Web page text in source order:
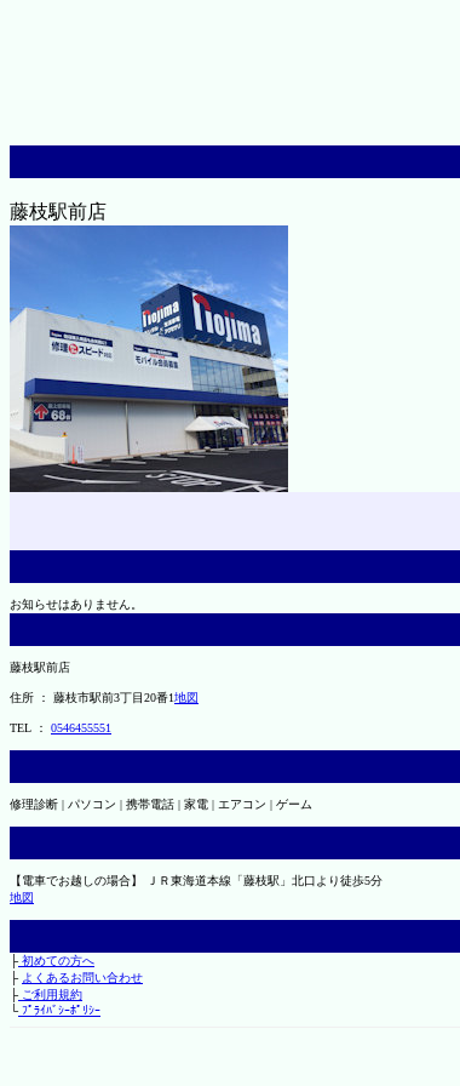
藤枝駅前店
お知らせはありません。
藤枝駅前店
住所 ： 藤枝市駅前3丁目20番1地図
TEL ： 0546455551
修理診断 | パソコン | 携帯電話 | 家電 | エアコン | ゲーム
【電車でお越しの場合】 ＪＲ東海道本線「藤枝駅」北口より徒歩5分
地図
├初めての方へ
├ よくあるお問い合わせ
├ご利用規約
└ﾌﾟﾗｲﾊﾞｼｰﾎﾟﾘｼｰ